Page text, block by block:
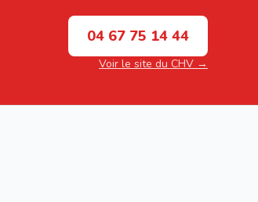
04 67 75 14 44
Voir le site du CHV →